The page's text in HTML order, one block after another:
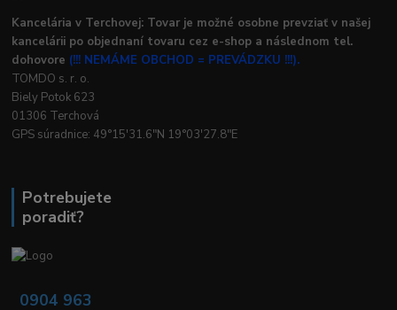
Kancelária v Terchovej: Tovar je možné osobne prevziať v našej
kancelárii po objednaní tovaru cez e-shop a následnom tel.
dohovore (!!! NEMÁME OBCHOD = PREVÁDZKU !!!).
TOMDO s. r. o.
Biely Potok 623
01306 Terchová
GPS súradnice: 49°15'31.6"N 19°03'27.8"E
Potrebujete
poradiť?
0904 963